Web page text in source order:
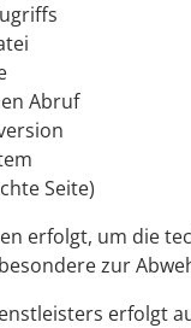
Abruf
Seite)
erfolgt, um die
zur
erfolgt